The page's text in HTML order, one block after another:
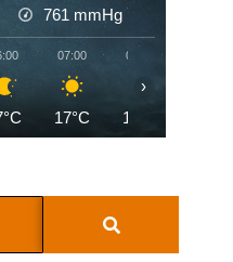
761 mmHg
07:00
17°C
08:00
19°C
›